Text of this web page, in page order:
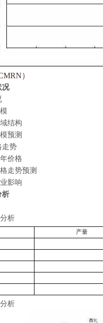
）
况
结构
测
势
价格
势预测
影响
析
析
产量
析